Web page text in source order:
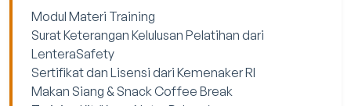
Modul Materi Training
Surat Keterangan Kelulusan Pelatihan dari
LenteraSafety
Sertifikat dan Lisensi dari Kemenaker RI
Makan Siang & Snack Coffee Break